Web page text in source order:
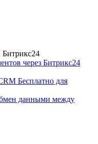
через Битрикс24
Бесплатно для
данными между